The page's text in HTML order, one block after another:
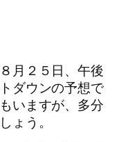
月２５日、午後
ダウンの予想で
いますが、多分
ょう。